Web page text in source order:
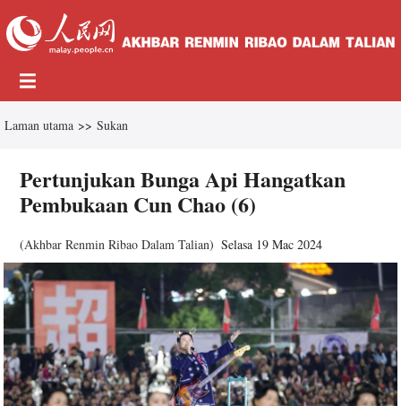
Laman utama >> Sukan
Pertunjukan Bunga Api Hangatkan
Pembukaan Cun Chao (6)
(Akhbar Renmin Ribao Dalam Talian) Selasa 19 Mac 2024